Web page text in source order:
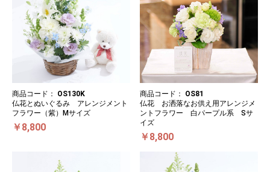
商品コード： OS130K
仏花とぬいぐるみ アレンジメント
フラワー（紫）Mサイズ
￥8,800
商品コード： OS81
仏花 お洒落なお供え用アレンジメ
ントフラワー 白パープル系 Sサ
イズ
￥8,800